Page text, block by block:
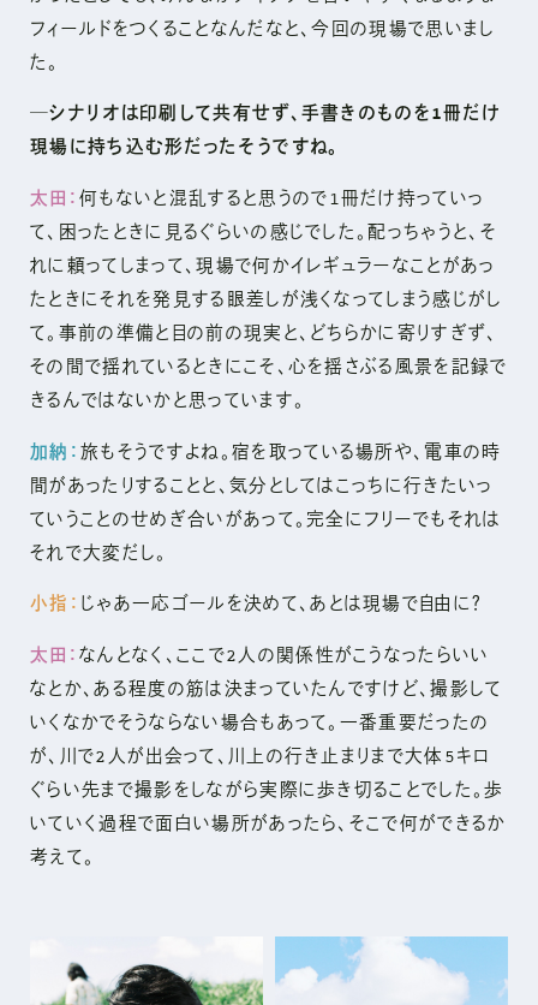
フィールドをつくることなんだなと、今回の現場で思いまし
た。
─シナリオは印刷して共有せず、手書きのものを1冊だけ
現場に持ち込む形だったそうですね。
太田：何もないと混乱すると思うので1冊だけ持っていっ
て、困ったときに見るぐらいの感じでした。配っちゃうと、そ
れに頼ってしまって、現場で何かイレギュラーなことがあっ
たときにそれを発見する眼差しが浅くなってしまう感じがし
て。事前の準備と目の前の現実と、どちらかに寄りすぎず、
その間で揺れているときにこそ、心を揺さぶる風景を記録で
きるんではないかと思っています。
加納：旅もそうですよね。宿を取っている場所や、電車の時
間があったりすることと、気分としてはこっちに行きたいっ
ていうことのせめぎ合いがあって。完全にフリーでもそれは
それで大変だし。
小指： じゃあ一応ゴールを決めて、あとは現場で自由に？
太田：なんとなく、ここで2人の関係性がこうなったらいい
なとか、ある程度の筋は決まっていたんですけど、撮影して
いくなかでそうならない場合もあって。一番重要だったの
が、川で2人が出会って、川上の行き止まりまで大体5キロ
ぐらい先まで撮影をしながら実際に歩き切ることでした。歩
いていく過程で面白い場所があったら、そこで何ができるか
考えて。